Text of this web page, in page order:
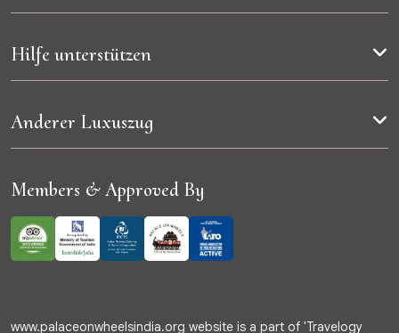
Hilfe unterstützen
Anderer Luxuszug
Members & Approved By
www.palaceonwheelsindia.org website is a part of 'Travelogy